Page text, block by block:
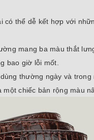
thể dễ kết hợp với
mang ba màu thắt
bao giờ lỗi mốt.
thường ngày và
chiếc bản rộng màu